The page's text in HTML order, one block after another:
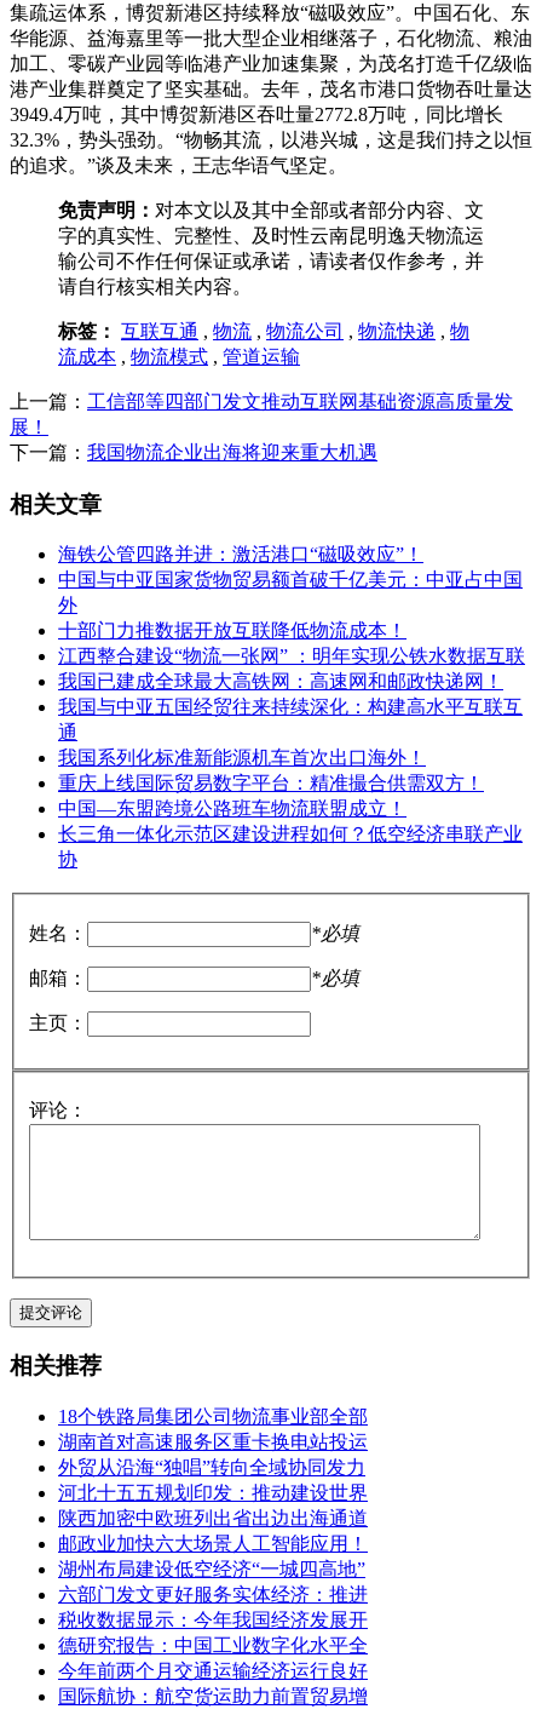
集疏运体系，博贺新港区持续释放“磁吸效应”。中国石化、东
华能源、益海嘉里等一批大型企业相继落子，石化物流、粮油
加工、零碳产业园等临港产业加速集聚，为茂名打造千亿级临
港产业集群奠定了坚实基础。去年，茂名市港口货物吞吐量达
3949.4万吨，其中博贺新港区吞吐量2772.8万吨，同比增长
32.3%，势头强劲。“物畅其流，以港兴城，这是我们持之以恒
的追求。”谈及未来，王志华语气坚定。
免责声明： 对本文以及其中全部或者部分内容、文
字的真实性、完整性、及时性云南昆明逸天物流运
输公司不作任何保证或承诺，请读者仅作参考，并
请自行核实相关内容。
标签： 互联互通 , 物流 , 物流公司 , 物流快递 , 物
流成本 , 物流模式 , 管道运输
上一篇： 工信部等四部门发文推动互联网基础资源高质量发
展！
下一篇： 我国物流企业出海将迎来重大机遇
相关文章
海铁公管四路并进：激活港口“磁吸效应”！
中国与中亚国家货物贸易额首破千亿美元：中亚占中国
外
十部门力推数据开放互联降低物流成本！
江西整合建设“物流一张网” ：明年实现公铁水数据互联
我国已建成全球最大高铁网：高速网和邮政快递网！
我国与中亚五国经贸往来持续深化：构建高水平互联互
通
我国系列化标准新能源机车首次出口海外！
重庆上线国际贸易数字平台：精准撮合供需双方！
中国—东盟跨境公路班车物流联盟成立！
长三角一体化示范区建设进程如何？低空经济串联产业
协
姓名： *必填
邮箱： *必填
主页：
评论：
相关推荐
18个铁路局集团公司物流事业部全部
湖南首对高速服务区重卡换电站投运
外贸从沿海“独唱”转向全域协同发力
河北十五五规划印发：推动建设世界
陕西加密中欧班列出省出边出海通道
邮政业加快六大场景人工智能应用！
湖州布局建设低空经济“一城四高地”
六部门发文更好服务实体经济：推进
税收数据显示：今年我国经济发展开
德研究报告：中国工业数字化水平全
今年前两个月交通运输经济运行良好
国际航协：航空货运助力前置贸易增